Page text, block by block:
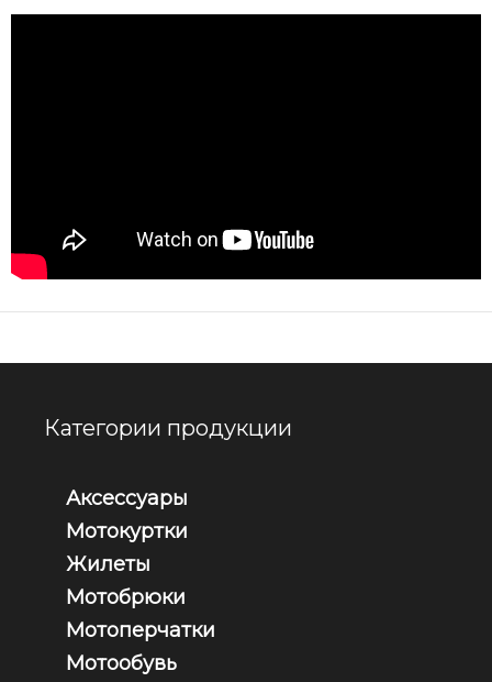
Категории продукции
Аксессуары
Мотокуртки
Жилеты
Мотобрюки
Мотоперчатки
Мотообувь